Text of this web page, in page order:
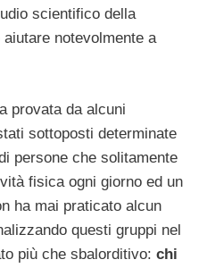
scientifico della
notevolmente a
provata da alcuni
sottoposti determinate
persone che solitamente
fisica ogni giorno ed un
ha mai praticato alcun
questi gruppi nel
più che sbalorditivo: chi